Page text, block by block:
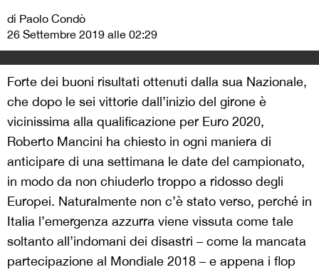
di Paolo Condò
26 Settembre 2019 alle 02:29
Forte dei buoni risultati ottenuti dalla sua Nazionale,
che dopo le sei vittorie dall’inizio del girone è
vicinissima alla qualificazione per Euro 2020,
Roberto Mancini ha chiesto in ogni maniera di
anticipare di una settimana le date del campionato,
in modo da non chiuderlo troppo a ridosso degli
Europei. Naturalmente non c’è stato verso, perché in
Italia l’emergenza azzurra viene vissuta come tale
soltanto all’indomani dei disastri – come la mancata
partecipazione al Mondiale 2018 – e appena i flop